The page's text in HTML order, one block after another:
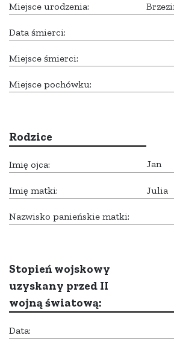
Miejsce urodzenia:
Data śmierci:
Miejsce śmierci:
Miejsce pochówku:
Rodzice
Imię ojca: Jan
Imię matki: Julia
Nazwisko panieńskie matki:
Stopień wojskowy
uzyskany przed II
wojną światową:
Data: